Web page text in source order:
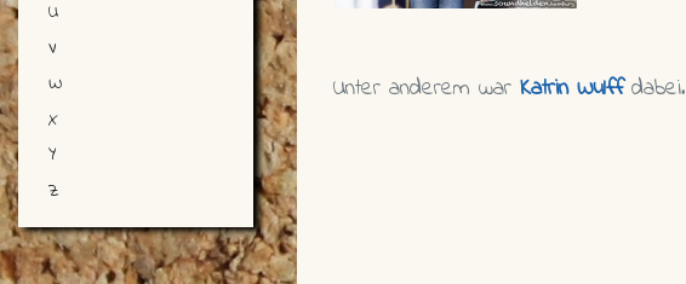
Unter anderem war Katrin Wulffdabei.
U
V
W
X
Y
Z